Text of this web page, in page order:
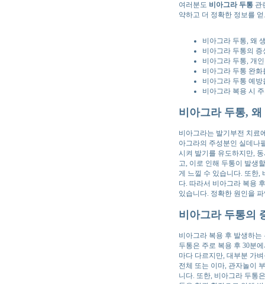
여러분도 비아그라 두통 관
약하고 더 정확한 정보를
비아그라 두통, 왜
비아그라 두통의 증
비아그라 두통, 개
비아그라 두통 완
비아그라 두통 예
비아그라 복용 시
비아그라 두통,
비아그라는 발기부전 치료
아그라의 주성분인 실데나
시켜 발기를 유도하지만,
고, 이로 인해 두통이 발생
게 느낄 수 있습니다. 또한,
다. 따라서 비아그라 복용
있습니다. 정확한 원인을
비아그라 두통의
비아그라 복용 후 발생하
두통은 주로 복용 후 30분
마다 다르지만, 대부분 가
전체 또는 이마, 관자놀이
니다. 또한, 비아그라 두통